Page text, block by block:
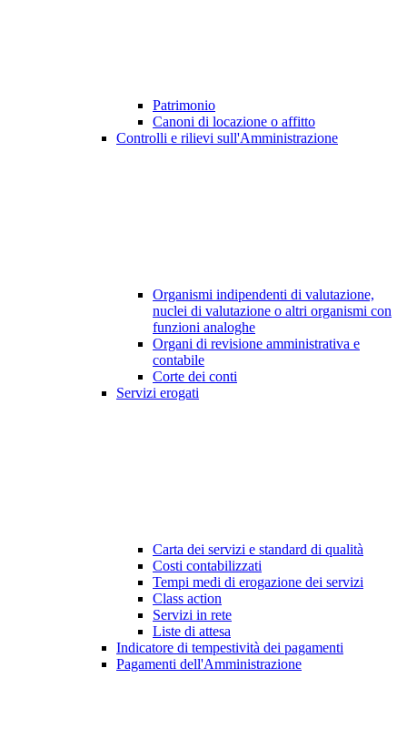
Patrimonio
Canoni di locazione o affitto
Controlli e rilievi sull'Amministrazione
Organismi indipendenti di valutazione,
nuclei di valutazione o altri organismi con
funzioni analoghe
Organi di revisione amministrativa e
contabile
Corte dei conti
Servizi erogati
Carta dei servizi e standard di qualità
Costi contabilizzati
Tempi medi di erogazione dei servizi
Class action
Servizi in rete
Liste di attesa
Indicatore di tempestività dei pagamenti
Pagamenti dell'Amministrazione